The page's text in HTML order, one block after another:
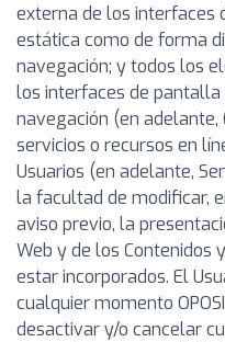
externa de los interfaces
estática como de forma
navegación; y todos los
los interfaces de
navegación (en
servicios o recursos en
Usuarios (en adelante,
la facultad de modificar,
aviso previo, la
Web y de los Contenidos
estar incorporados. El
cualquier momento
desactivar y/o cancelar